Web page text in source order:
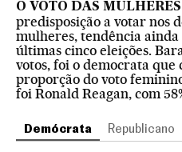
O VOTO DAS
predisposição a votar nos
mulheres, tendência ainda
últimas cinco eleições.
votos, foi o democrata
proporção do voto
foi Ronald Reagan, com